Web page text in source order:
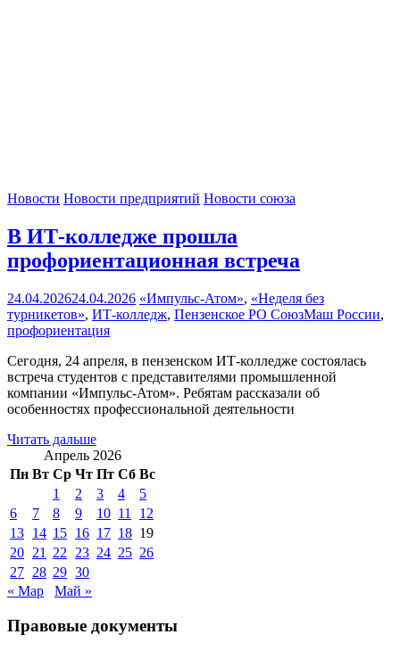
Новости Новости предприятий Новости союза
В ИТ-колледже прошла
профориентационная встреча
24.04.202624.04.2026 «Импульс-Атом», «Неделя без
турникетов», ИТ-колледж, Пензенское РО СоюзМаш России,
профориентация
Сегодня, 24 апреля, в пензенском ИТ-колледже состоялась
встреча студентов с представителями промышленной
компании «Импульс-Атом». Ребятам рассказали об
особенностях профессиональной деятельности
Читать дальше
Апрель 2026
Пн Вт Ср Чт Пт Сб Вс
1
2 3 4
5
6
7 8 9 10 11
12
13 14 15 16 17 18 19
20 21 22 23 24 25 26
27 28 29 30
« Мар
Май »
Правовые документы